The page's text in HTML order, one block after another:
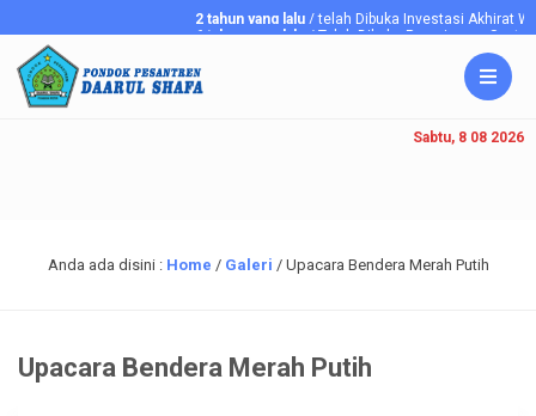
2 tahun yang lalu/ telah Dibuka Investasi Akhirat
6 tahun yang lalu/ Telah Dibuka Penerimaan
Sabtu, 8 08 2026
Anda ada disini : Home / Galeri / Upacara Bendera Merah Putih
Upacara Bendera Merah Putih